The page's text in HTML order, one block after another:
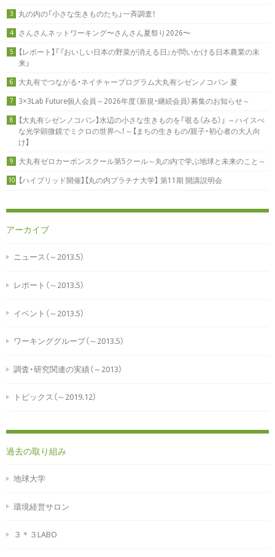
3 丸の内の「小さな生きものたち」一斉調査！
4 さんさんネットワーキング〜さんさん夏祭り2026〜
5
【レポート】「『おいしい日本の野菜が消える日』が問いかける日本農業の未
来」
6 大丸有でつながる・ネイチャープログラム大丸有シゼンノコパン 夏
7 3×3Lab Future個人会員～2026年度（新規・継続会員）募集のお知らせ～
8
【大丸有シゼンノコパン】水辺の小さな生きものを「覗る（みる）」 ～ハイスぺ
な光学顕微鏡でミクロの世界へ！～【まちの生きもの/親子・初心者の大人向
け】
9 大丸有ゼロカーボンスクール第5クール～丸の内で学ぶ地球と未来のこと～
10 【ハイブリッド開催】【丸の内プラチナ大学】 第11期 開講説明会
アーカイブ
ニュース（～2013.5）
レポート（～2013.5）
イベント（～2013.5）
ワーキンググループ（～2013.5）
調査・研究関連の実績（～2013）
トピックス（～2019.12）
過去の取り組み
地球大学
環境経営サロン
３＊３LABO